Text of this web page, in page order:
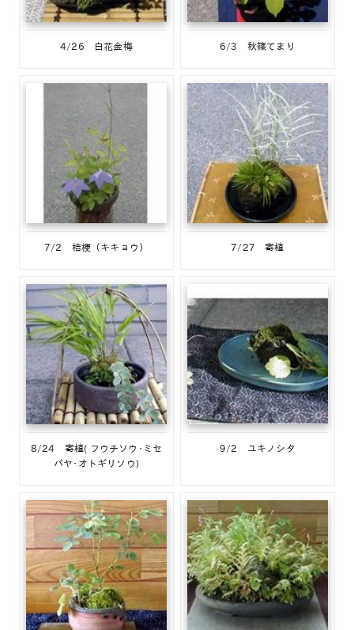
4/26 白花金梅 6/3 秋篠てまり
7/2 桔梗（キキョウ） 7/27 寄植
8/24 寄植( フウチソウ･ミセ
バヤ･オトギリソウ)
9/2 ユキノシタ